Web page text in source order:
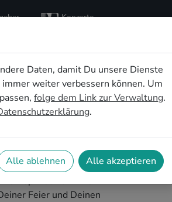
Konzerte
am
unvergesslichen
Pop Musiker*innen
Feier und Deinen
Daten, damit Du unsere Dienste
weiter verbessern können. Um
folge dem Link zur Verwaltung.
.
Alle ablehnen Alle akzeptieren